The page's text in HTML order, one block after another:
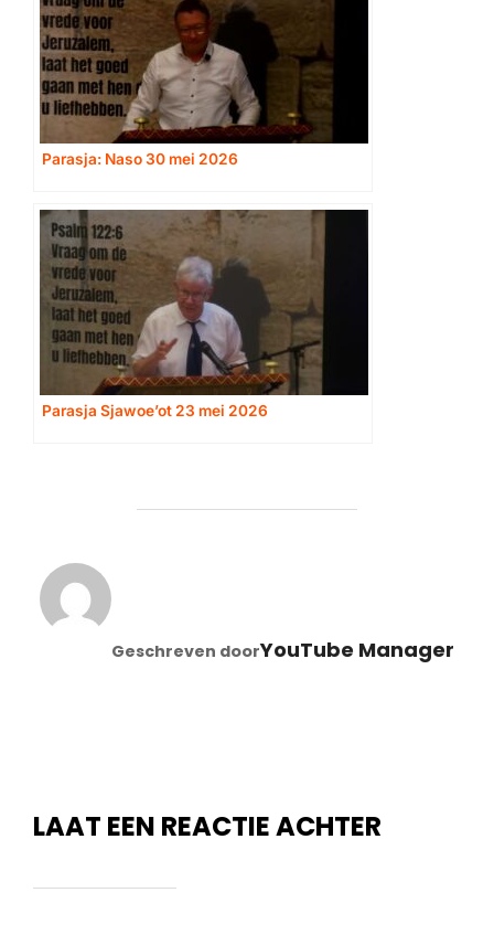
Parasja: Naso 30 mei 2026
Parasja Sjawoe’ot 23 mei 2026
Geschreven doorYouTube Manager
LAAT EEN REACTIE ACHTER